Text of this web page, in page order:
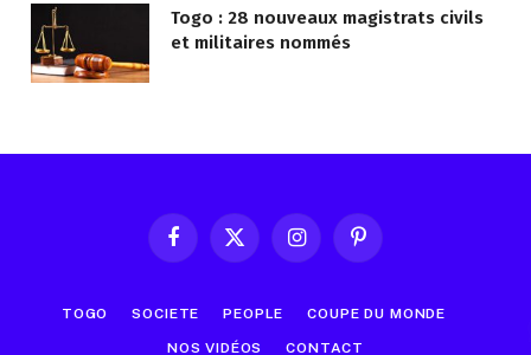
Togo : 28 nouveaux magistrats civils
et militaires nommés
FacebookX
InstagramPinterest
TOGO SOCIETE PEOPLE COUPE DU MONDE
NOS VIDÉOS CONTACT